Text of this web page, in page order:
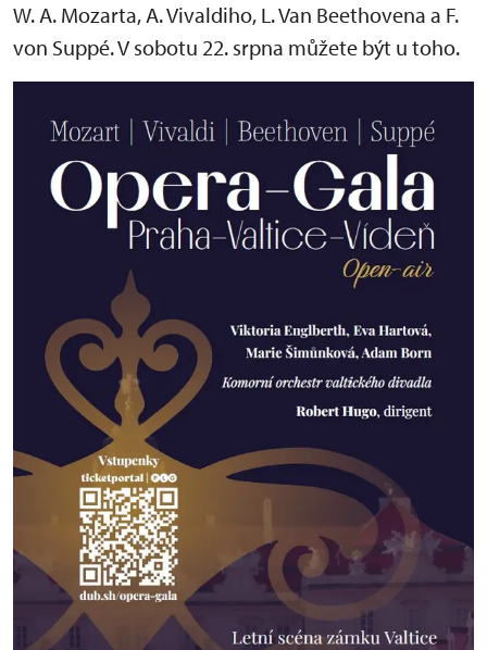
W. A. Mozarta, A. Vivaldiho, L. Van Beethovena a F.
von Suppé. V sobotu 22. srpna můžete být u toho.